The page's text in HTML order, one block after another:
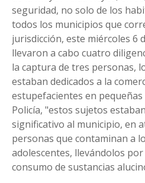
seguridad, no solo de los
todos los municipios que
jurisdicción, este miércoles 6
llevaron a cabo cuatro
la captura de tres personas,
estaban dedicados a la
estupefacientes en pequeñas
Policía, "estos sujetos
significativo al municipio, en
personas que contaminan a
adolescentes, llevándolos
consumo de sustancias